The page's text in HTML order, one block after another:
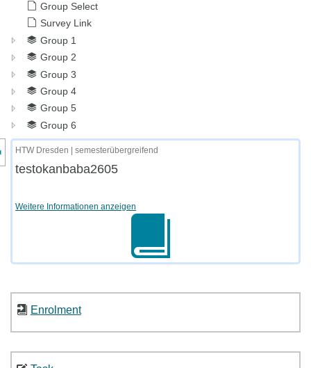
Group Select
Survey Link
Group 1
Group 2
Group 3
Group 4
Group 5
Group 6
des Kursmenüs
HTW Dresden | semesterübergreifend
testokanbaba2605
Weitere Informationen anzeigen
Enrolment
Admin Page